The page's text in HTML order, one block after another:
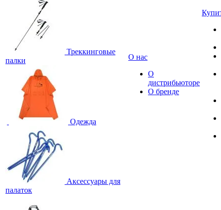
Треккинговые
палки
Одежда
Аксессуары для
палаток
О нас
О
дистрибьюторе
О бренде